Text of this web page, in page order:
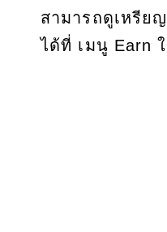
สามารถดูเหรีย
ได้ที่ เมนู Earn